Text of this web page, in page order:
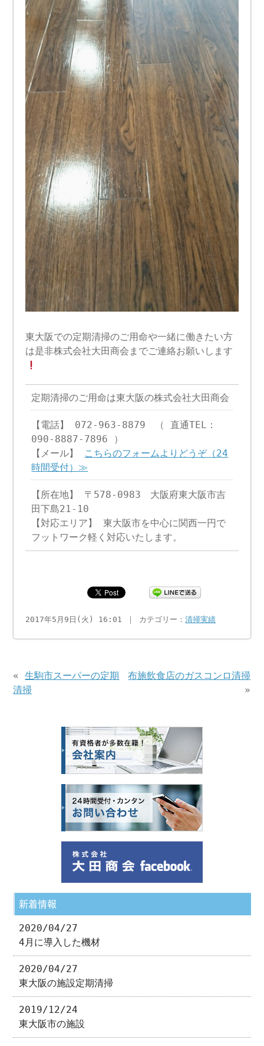
東大阪での定期清掃のご用命や一緒に働きたい方
は是非株式会社大田商会までご連絡お願いします
定期清掃のご用命は東大阪の株式会社大田商会
【電話】 072-963-8879 （ 直通TEL：
090-8887-7896 ）
【メール】 こちらのフォームよりどうぞ（24
時間受付）≫
【所在地】 〒578-0983 大阪府東大阪市吉
田下島21-10
【対応エリア】 東大阪市を中心に関西一円で
フットワーク軽く対応いたします。
2017年5月9日(火) 16:01 ｜ カテゴリー：清掃実績
«生駒市スーパーの定期
清掃
布施飲食店のガスコンロ清掃
»
新着情報
2020/04/27
4月に導入した機材
2020/04/27
東大阪の施設定期清掃
2019/12/24
東大阪市の施設